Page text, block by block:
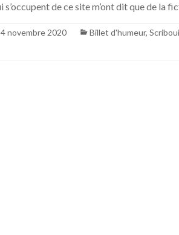
de ce site m’ont dit que de la
novembre 2020 Billet d'humeur,